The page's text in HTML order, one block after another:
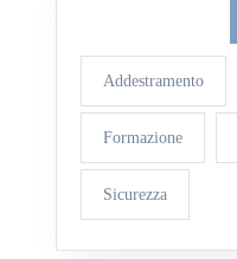
Addestramento
Formazione
Sicurezza